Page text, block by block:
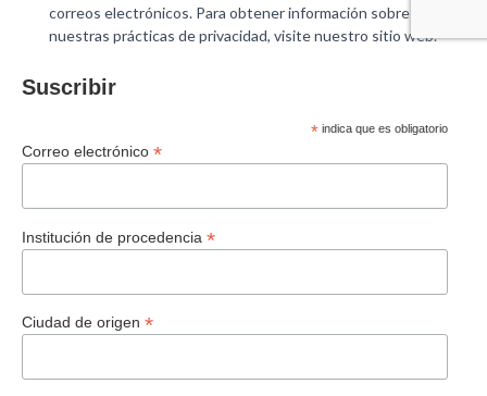
Suscribir
*indica que es obligatorio
Correo electrónico *
Institución de procedencia *
Ciudad de origen *